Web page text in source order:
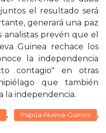
juntos el resultado será
generará una paz
analistas prevén que el
Guinea rechace los
la independencia
contagio" en otras
que también
la independencia.
, Papúa-Nueva-Guinea ,